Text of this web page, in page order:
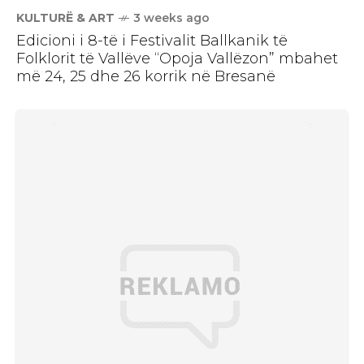
KULTURË & ART 3 weeks ago
Edicioni i 8-të i Festivalit Ballkanik të
Folklorit të Vallëve “Opoja Vallëzon” mbahet
më 24, 25 dhe 26 korrik në Bresanë